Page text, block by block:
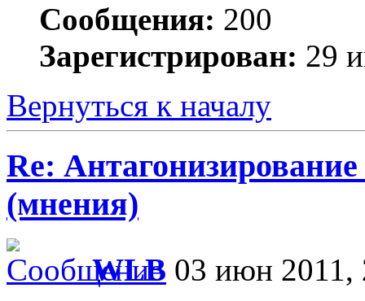
Сообщения: 200
Зарегистрирован: 29
Вернуться к началу
Re:
(мнения)
WLB 03 июн 2011,